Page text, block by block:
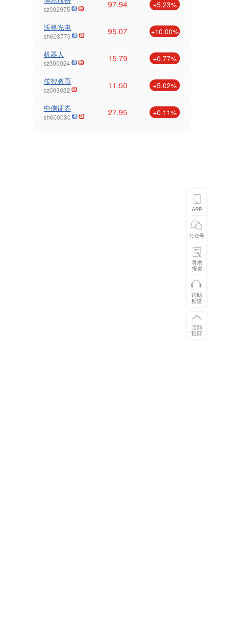
sz002975 97.94 +5.23%
沃格光电
sh603773 95.07 +10.00%
机器人
sz300024 15.79 +0.77%
传智教育
sz003032 11.50 +5.02%
中信证券
sh600030 27.95 +0.11%
APP
公众号
寻求
报道
帮助
反馈
回到
顶部